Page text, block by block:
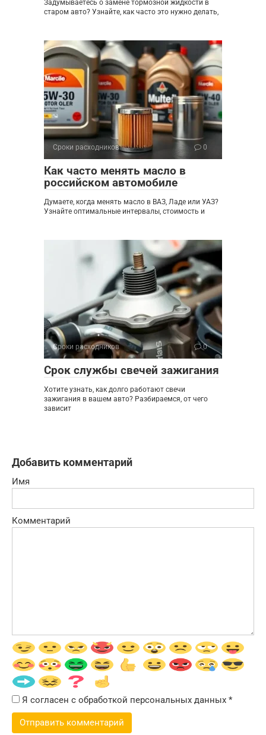
Задумываетесь о замене тормозной жидкости в
старом авто? Узнайте, как часто это нужно делать,
Сроки расходников 0
Как часто менять масло в
российском автомобиле
Думаете, когда менять масло в ВАЗ, Ладе или УАЗ?
Узнайте оптимальные интервалы, стоимость и
Сроки расходников 0
Срок службы свечей зажигания
Хотите узнать, как долго работают свечи
зажигания в вашем авто? Разбираемся, от чего
зависит
Добавить комментарий
Имя
Комментарий
Я согласен с обработкой персональных данных *